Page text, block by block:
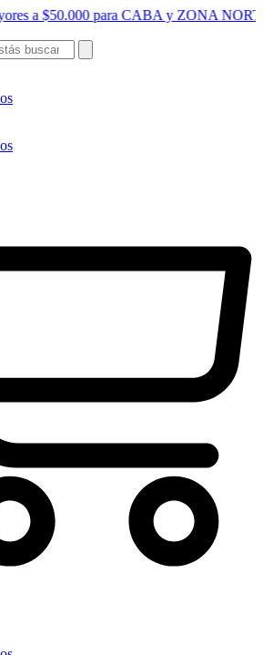
a $50.000 para CABA y ZONA